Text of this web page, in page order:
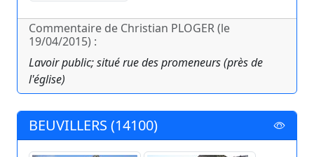
Commentaire de Christian PLOGER (le
19/04/2015) :
Lavoir public; situé rue des promeneurs (près de
l'église)
BEUVILLERS (14100)